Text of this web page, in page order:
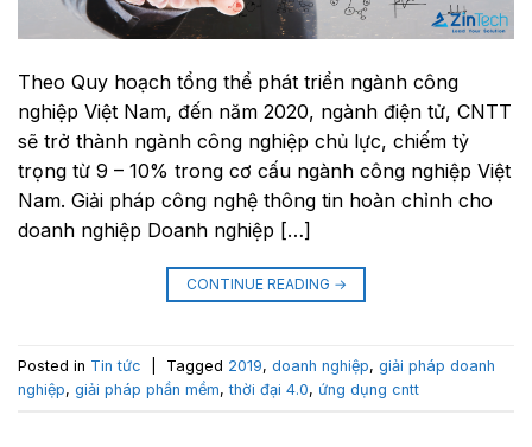
Theo Quy hoạch tổng thể phát triển ngành công
nghiệp Việt Nam, đến năm 2020, ngành điện tử, CNTT
sẽ trở thành ngành công nghiệp chủ lực, chiếm tỷ
trọng từ 9 – 10% trong cơ cấu ngành công nghiệp Việt
Nam. Giải pháp công nghệ thông tin hoàn chỉnh cho
doanh nghiệp Doanh nghiệp […]
CONTINUE READING →
Posted in Tin tức Tagged 2019, doanh nghiệp, giải pháp doanh
nghiệp, giải pháp phần mềm,thời đại 4.0, ứng dụng cntt